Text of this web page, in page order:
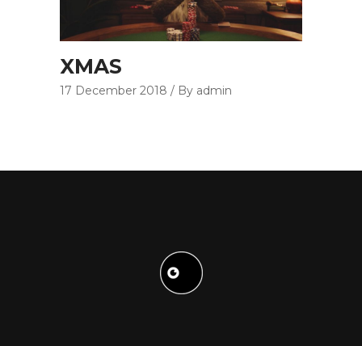
XMAS
17 December 2018 By admin